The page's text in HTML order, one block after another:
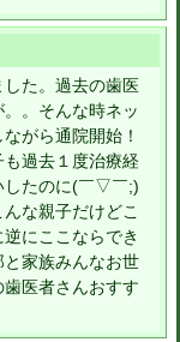
した。過去の歯医
。そんな時ネッ
がら通院開始！
過去１度治療経
したのに(￣▽￣;)
な親子だけどこ
にここならでき
家族みんなお世
医者さんおすす